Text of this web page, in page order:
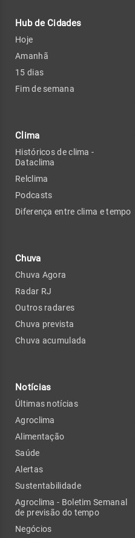
Hub de Cidades
Hoje
Amanhã
15 dias
Fim de semana
Clima
Históricos de clima -
Dataclima
Relclima
Podcasts
Diferença entre clima e tempo
Chuva
Chuva Agora
Radar RJ
Outros radares
Chuva prevista
Chuva acumulada
Notícias
Últimas notícias
Agroclima
Alimentação
Saúde
Alertas
Sustentabilidade
Agroclima - Boletim Semanal
de previsão do tempo
Negócios